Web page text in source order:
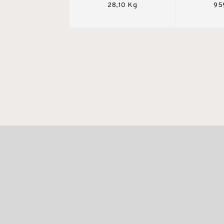
28,10 Kg